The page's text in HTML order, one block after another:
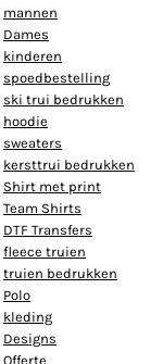
mannen
Dames
kinderen
spoedbestelling
ski trui bedrukken
hoodie
sweaters
kersttrui bedrukken
Shirt met print
Team Shirts
DTF Transfers
fleece truien
truien bedrukken
Polo
kleding
Designs
Offerte